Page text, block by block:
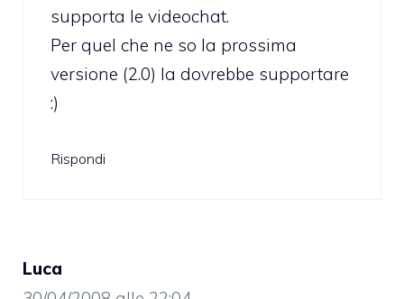
supporta le videochat.
Per quel che ne so la prossima
versione (2.0) la dovrebbe supportare
:)
Rispondi
Luca